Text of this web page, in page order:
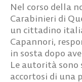
Nel corso della
Carabinieri di
un cittadino
Capannori,
in sosta dopo
Le autorità sono
accortosi di una